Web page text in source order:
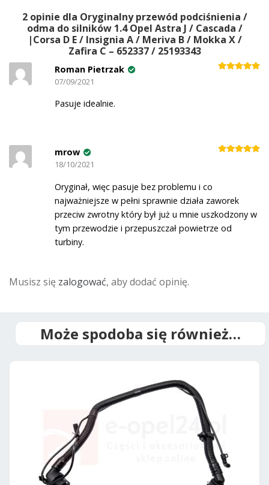
a
2 opinie dla Oryginalny przewód podciśnienia /
odma do silników 1.4 Opel Astra J / Cascada /
|Corsa D E / Insignia A / Meriva B / Mokka X /
Zafira C – 652337 / 25193343
Roman Pietrzak
07/09/2021
Pasuje idealnie.
mrow
18/10/2021
Oryginał, więc pasuje bez problemu i co
najważniejsze w pełni sprawnie działa zaworek
przeciw zwrotny który był już u mnie uszkodzony w
tym przewodzie i przepuszczał powietrze od
turbiny.
Musisz się zalogować, aby dodać opinię.
Może spodoba się również…